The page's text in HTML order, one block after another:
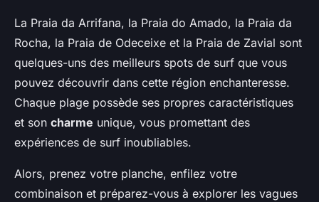
La Praia da Arrifana, la Praia do Amado, la Praia da
Rocha, la Praia de Odeceixe et la Praia de Zavial sont
quelques-uns des meilleurs spots de surf que vous
pouvez découvrir dans cette région enchanteresse.
Chaque plage possède ses propres caractéristiques
et son charme unique, vous promettant des
expériences de surf inoubliables.
Alors, prenez votre planche, enfilez votre
combinaison et préparez-vous à explorer les vagues